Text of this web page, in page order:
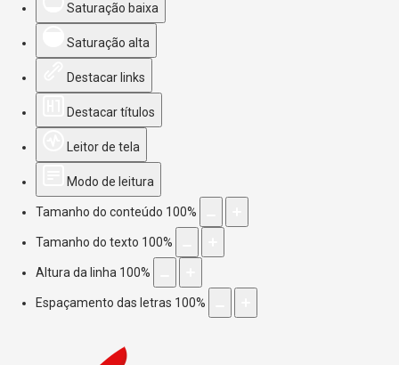
Saturação baixa
Saturação alta
Destacar links
Destacar títulos
Leitor de tela
Modo de leitura
Tamanho do conteúdo 100%
Tamanho do texto 100%
Altura da linha 100%
Espaçamento das letras 100%